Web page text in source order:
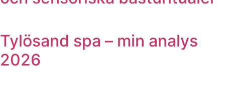
Tylösand spa – min analys
2026